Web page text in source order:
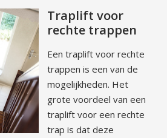
Traplift voor
rechte trappen
Een traplift voor rechte
trappen is een van de
mogelijkheden. Het
grote voordeel van een
traplift voor een rechte
trap is dat deze